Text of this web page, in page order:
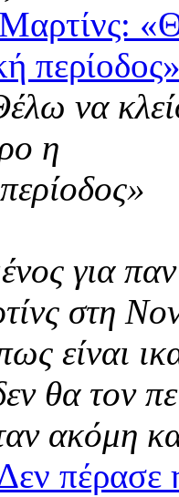
Μαρτίνς:
για
στη
είναι
θα τον
ακόμη
πέρασε